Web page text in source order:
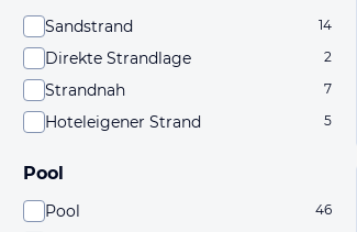
Sandstrand 14
Direkte Strandlage 2
Strandnah 7
Hoteleigener Strand 5
Pool
Pool 46